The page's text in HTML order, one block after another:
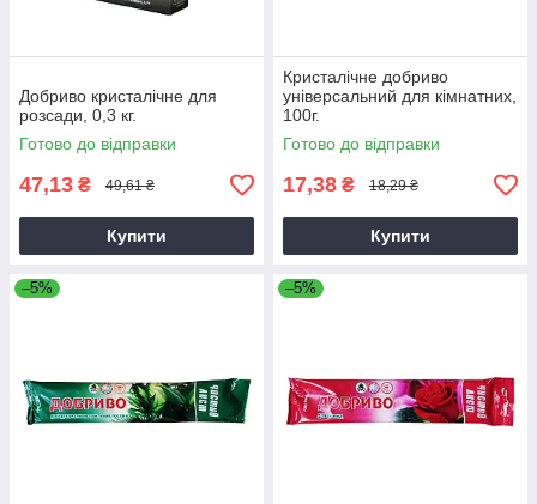
Добриво кристалічне для
розсади, 0,3 кг.
Готово до відправки
47,13 ₴ 49,61 ₴
Купити
Кристалічне добриво
універсальний для кімнатних,
100г.
Готово до відправки
17,38 ₴ 18,29 ₴
Купити
–5% –5%